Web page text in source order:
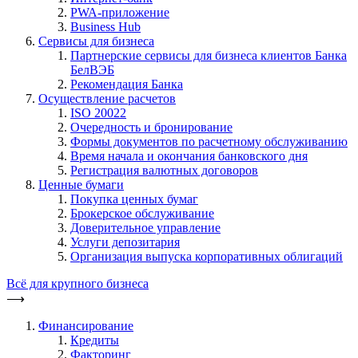
PWA-приложение
Business Hub
Сервисы для бизнеса
Партнерские сервисы для бизнеса клиентов Банка
БелВЭБ
Рекомендация Банка
Осуществление расчетов
ISO 20022
Очередность и бронирование
Формы документов по расчетному обслуживанию
Время начала и окончания банковского дня
Регистрация валютных договоров
Ценные бумаги
Покупка ценных бумаг
Брокерское обслуживание
Доверительное управление
Услуги депозитария
Организация выпуска корпоративных облигаций
Всё для крупного бизнеса
⟶
Финансирование
Кредиты
Факторинг